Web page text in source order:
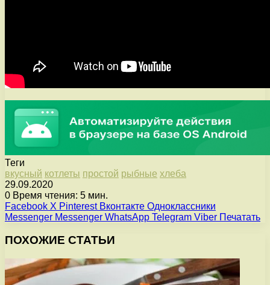
Теги
вкусный котлеты простой рыбные хлеба
29.09.2020
0 Время чтения: 5 мин.
Facebook X Pinterest Вконтакте Одноклассники
Messenger Messenger WhatsApp Telegram Viber Печатать
ПОХОЖИЕ СТАТЬИ